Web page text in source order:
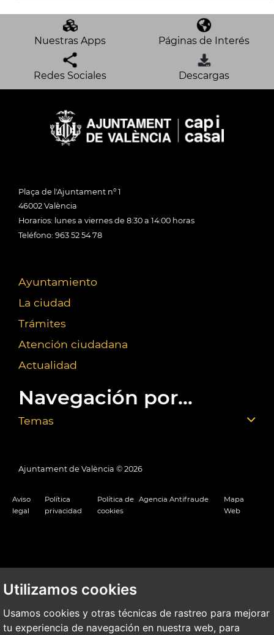
Utilizamos cookies
Usamos cookies y otras técnicas de rastreo para mejorar
tu experiencia de navegación en nuestra web, para
Nuestras Apps Páginas de Interés
Redes Sociales Descargas
Plaça de l'Ajuntament nº 1
46002 València
Horarios: lunes a viernes de 8:30 a 14:00 horas
Teléfono: 963 52 54 78
Ayuntamiento
La ciudad
Trámites
Atención ciudadana
Actualidad
Navegación por...
Temas
Ajuntament de València © 2026
Aviso
legal
Política
privacidad
Política de
cookies
Agencia Antifraude
Mapa
Web